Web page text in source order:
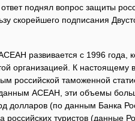
поднял вопрос защиты
скорейшего подписания
развивается с 1996
организацией. К
российской таможенной
АСЕАН, эти объемы
долларов (по данным Банка
туристов (данные